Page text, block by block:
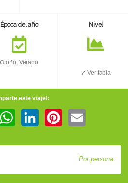
CONTACTO
Época del año
Otoño, Verano
Nivel
⤤ Ver tabla
este viaje!:
WhatsAppLinkedIn Pinterest
Por persona